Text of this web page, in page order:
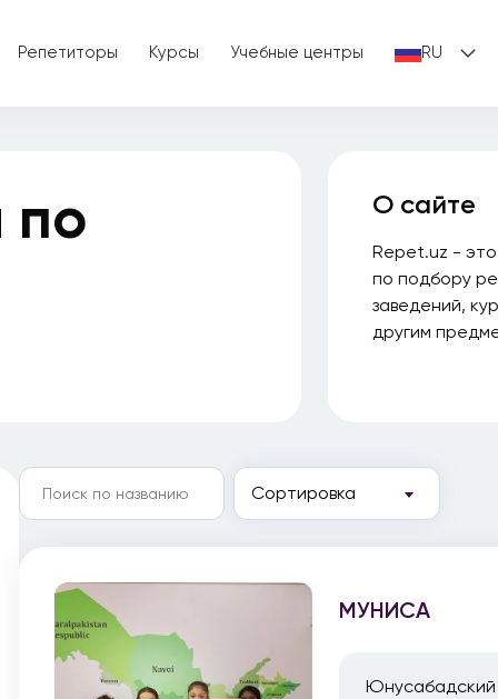
Репетиторы Курсы Учебные центры RU
по
О сайте
Repet.uz -
по подбору
заведений,
другим
Сортировка
МУНИСА